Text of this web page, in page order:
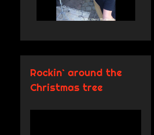
Rockin` around the
Christmas tree